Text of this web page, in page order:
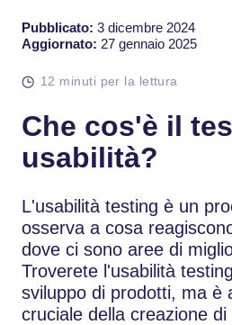
Pubblicato: 3 dicembre 2024
Aggiornato: 27 gennaio 2025
12 minuti per la lettura
Che cos'è il
usabilità?
L'usabilità testing è un
osserva a cosa
dove ci sono aree di
Troverete l'usabilità
sviluppo di prodotti, ma è
cruciale della creazione